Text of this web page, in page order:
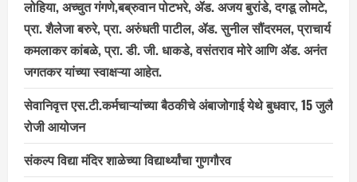
लोहिया, अच्चुत गंगणे,बब्रुवान पोटभरे, ॲड. अजय बुरांडे, दगडू लोमटे,
प्रा. शैलेजा बरुरे, प्रा. अरुंधती पाटील, ॲड. सुनील सौंदरमल, प्राचार्य
कमलाकर कांबळे, प्रा. डी. जी. धाकडे, वसंतराव मोरे आणि ॲड. अनंत
जगतकर यांच्या स्वाक्षऱ्या आहेत.
सेवानिवृत्त एस.टी.कर्मचाऱ्यांच्या बैठकीचे अंबाजोगाई येथे बुधवार, 15 जुलै
रोजी आयोजन
संकल्प विद्या मंदिर शाळेच्या विद्यार्थ्यांचा गुणगौरव